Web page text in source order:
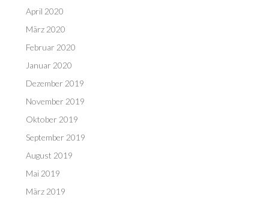
April 2020
März 2020
Februar 2020
Januar 2020
Dezember 2019
November 2019
Oktober 2019
September 2019
August 2019
Mai 2019
März 2019